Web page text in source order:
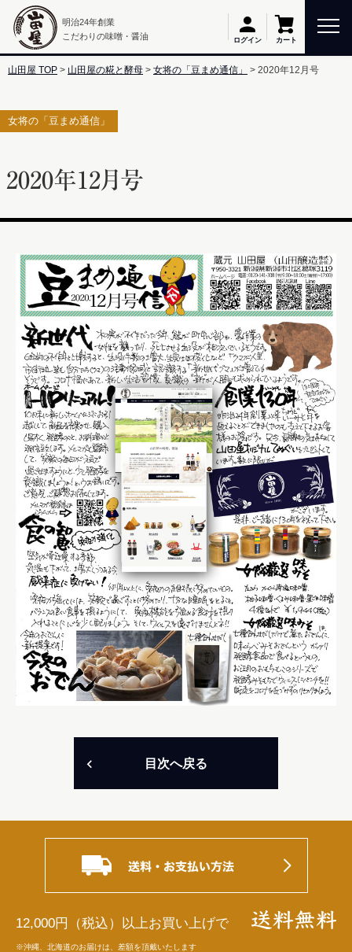
明治24年創業
こだわりの味噌・醤油
ログイン カート
山田屋 TOP 山田屋の糀と酵母 女将の「豆まめ通信」 2020年12月号
女将の「豆まめ通信」
2020年12月号
目次へ戻る
12,000円（税込）以上お買い上げで
※沖縄、北海道のお届けは、差額を頂戴いたします